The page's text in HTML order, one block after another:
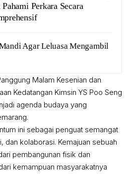
Pahami Perkara Secara
Agar Leluasa Mengambil
Malam Kesenian dan
Kedatangan Kimsin YS Poo Seng
agenda budaya yang
ini sebagai penguat semangat
dan kolaborasi. Kemajuan sebuah
pembangunan fisik dan
kemampuan masyarakatnya